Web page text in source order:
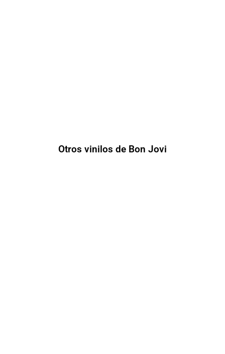
Otros vinilos de Bon Jovi